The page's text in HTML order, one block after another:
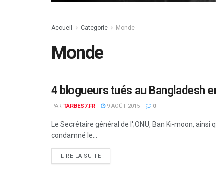
Accueil Categorie Monde
Monde
MONDE
4 blogueurs tués au Bangladesh
PAR TARBES7.FR 9 AOÛT 2015 0
Le Secrétaire général de l';ONU, Ban Ki-moon,
condamné le...
LIRE LA SUITEDETAILS